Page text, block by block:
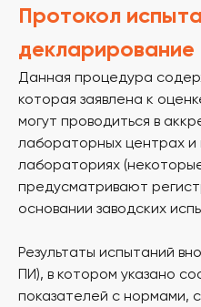
Протокол
декларирование
Данная процедура
которая заявлена к
могут проводиться в
лабораторных центрах и
лабораториях
предусматривают
основании заводских
Результаты испытаний
ПИ), в котором указано
показателей с нормами,